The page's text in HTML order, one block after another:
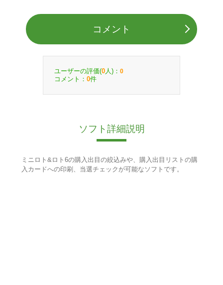
コメント
ユーザーの評価(0 人)： 0
コメント： 0件
ソフト詳細説明
ミニロト&ロト6の購入出目の絞込みや、購入出目リストの購
入カードへの印刷、当選チェックが可能なソフトです。